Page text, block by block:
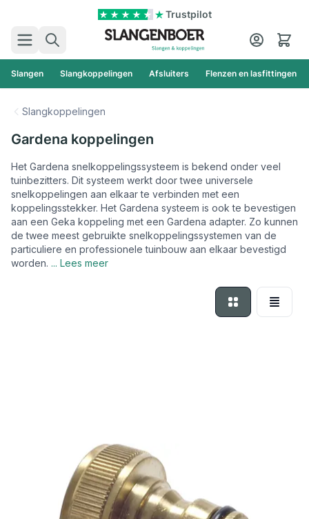
Trustpilot
Zoek
Cart
Slangen Slangkoppelingen Afsluiters Flenzen en lasfittingen
Slangkoppelingen
Gardena koppelingen
Het Gardena snelkoppelingssysteem is bekend onder veel
tuinbezitters. Dit systeem werkt door twee universele
snelkoppelingen aan elkaar te verbinden met een
koppelingsstekker. Het Gardena systeem is ook te bevestigen
aan een Geka koppeling met een Gardena adapter. Zo kunnen
de twee meest gebruikte snelkoppelingssystemen van de
particuliere en professionele tuinbouw aan elkaar bevestigd
worden. ... Lees meer
Foto-tabelLijst